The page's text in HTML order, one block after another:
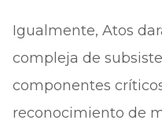
Igualmente, Atos
compleja de
componentes
reconocimiento de